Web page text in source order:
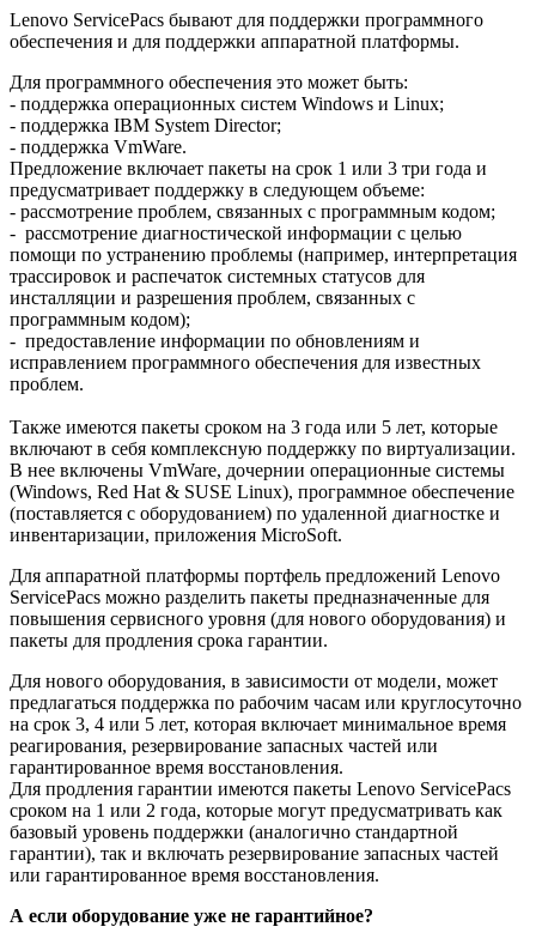
Lenovo ServicePacs бывают для поддержки программного
обеспечения и для поддержки аппаратной платформы.
Для программного обеспечения это может быть:
- поддержка операционных систем Windows и Linux;
- поддержка IBM System Director;
- поддержка VmWare.
Предложение включает пакеты на срок 1 или 3 три года и
предусматривает поддержку в следующем объеме:
- рассмотрение проблем, связанных с программным кодом;
- рассмотрение диагностической информации с целью
помощи по устранению проблемы (например, интерпретация
трассировок и распечаток системных статусов для
инсталляции и разрешения проблем, связанных с
программным кодом);
- предоставление информации по обновлениям и
исправлением программного обеспечения для известных
проблем.
Также имеются пакеты сроком на 3 года или 5 лет, которые
включают в себя комплексную поддержку по виртуализации.
В нее включены VmWare, дочернии операционные системы
(Windows, Red Hat & SUSE Linux), программное обеспечение
(поставляется с оборудованием) по удаленной диагностке и
инвентаризации, приложения MicroSoft.
Для аппаратной платформы портфель предложений Lenovo
ServicePacs можно разделить пакеты предназначенные для
повышения сервисного уровня (для нового оборудования) и
пакеты для продления срока гарантии.
Для нового оборудования, в зависимости от модели, может
предлагаться поддержка по рабочим часам или круглосуточно
на срок 3, 4 или 5 лет, которая включает минимальное время
реагирования, резервирование запасных частей или
гарантированное время восстановления.
Для продления гарантии имеются пакеты Lenovo ServicePacs
сроком на 1 или 2 года, которые могут предусматривать как
базовый уровень поддержки (аналогично стандартной
гарантии), так и включать резервирование запасных частей
или гарантированное время восстановления.
А если оборудование уже не гарантийное?